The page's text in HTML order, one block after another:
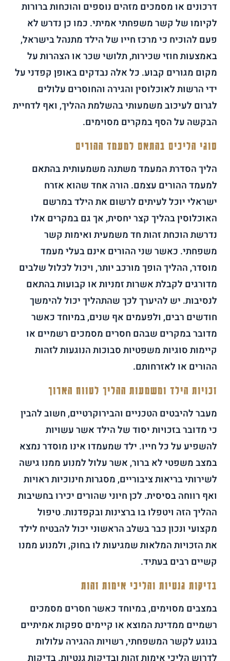
דרכונים או מסמכים מזהים נוספים והוכחות ברורות
לקיומו של קשר משפחתי אמיתי. כמו כן נדרש לא
פעם להוכיח כי מרכז חייו של הילד מתנהל בישראל,
באמצעות חוזי שכירות, תלושי שכר או הצהרות על
מקום מגורים קבוע. כל אלה נבדקים באופן קפדני על
ידי הרשות לאוכלוסין והגירה והחוסרים עלולים
לגרום לעיכוב משמעותי בהשלמת ההליך, ואף לדחיית
הבקשה על הסף במקרים מסוימים.
סוגי הליכים בהתאם למעמד ההורים
הליך הסדרת המעמד משתנה משמעותית בהתאם
למעמד ההורים עצמם. הורה אחד שהוא אזרח
ישראלי יוכל לעיתים לרשום את הילד במרשם
האוכלוסין בהליך קצר יחסית, אך גם במקרים אלו
נדרשת הוכחת זהות חד משמעית ואימות קשר
משפחתי. כאשר שני ההורים אינם בעלי מעמד
מוסדר, ההליך הופך מורכב יותר, ויכול לכלול שלבים
מדורגים לקבלת אשרות זמניות או קבועות בהתאם
לנסיבות. יש להיערך לכך שהתהליך יכול להימשך
חודשים רבים, ולפעמים אף שנים, במיוחד כאשר
מדובר במקרים שבהם חסרים מסמכים רשמיים או
קיימות סוגיות משפטיות סבוכות הנוגעות לזהות
ההורים או לאזרחותם.
זכויות הילד ומשמעות ההליך לטווח הארוך
מעבר להיבטים הטכניים והבירוקרטיים, חשוב להבין
כי מדובר בזכויות יסוד של הילד אשר עשויות
להשפיע על כל חייו. ילד שמעמדו אינו מוסדר נמצא
במצב משפטי לא ברור, אשר עלול למנוע ממנו גישה
לשירותי בריאות ציבוריים, מסגרות חינוכיות ראויות
ואף רווחה בסיסית. לכן חיוני שהורים יכירו בחשיבות
ההליך הזה ויטפלו בו ברצינות ובקפדנות. טיפול
מקצועי ונכון כבר בשלב הראשוני יכול להבטיח לילד
את הזכויות המלאות שמגיעות לו בחוק, ולמנוע ממנו
קשיים רבים בעתיד.
בדיקות גנטיות והליכי אימות זהות
במצבים מסוימים, במיוחד כאשר חסרים מסמכים
רשמיים ממדינת המוצא או קיימים ספקות אמיתיים
בנוגע לקשר המשפחתי, רשויות ההגירה עלולות
לדרוש הליכי אימות זהות ובדיקות גנטיות. בדיקות